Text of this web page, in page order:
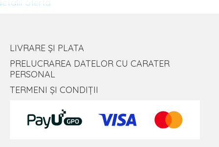
ofertă
LIVRARE ȘI PLATA
PRELUCRAREA DATELOR CU CARATER
PERSONAL
TERMENI ȘI CONDIȚII